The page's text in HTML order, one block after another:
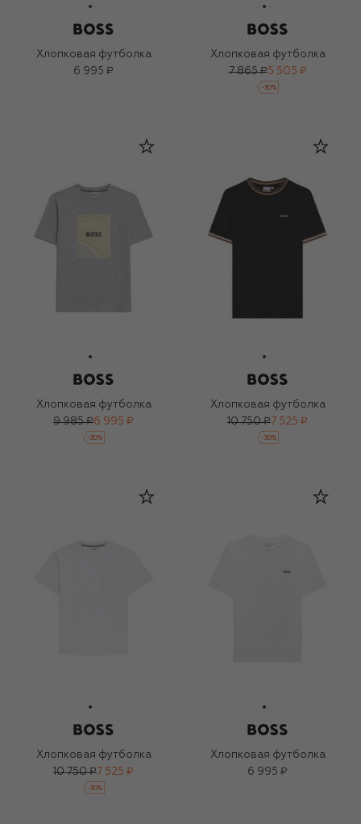
Хлопковая футболка
6 995 ₽
Хлопковая футболка
7 865 ₽5 505 ₽
-30%
Хлопковая футболка
9 985 ₽6 995 ₽
-30%
Хлопковая футболка
10 750 ₽7 525 ₽
-30%
Хлопковая футболка
10 750 ₽7 525 ₽
-30%
Хлопковая футболка
6 995 ₽